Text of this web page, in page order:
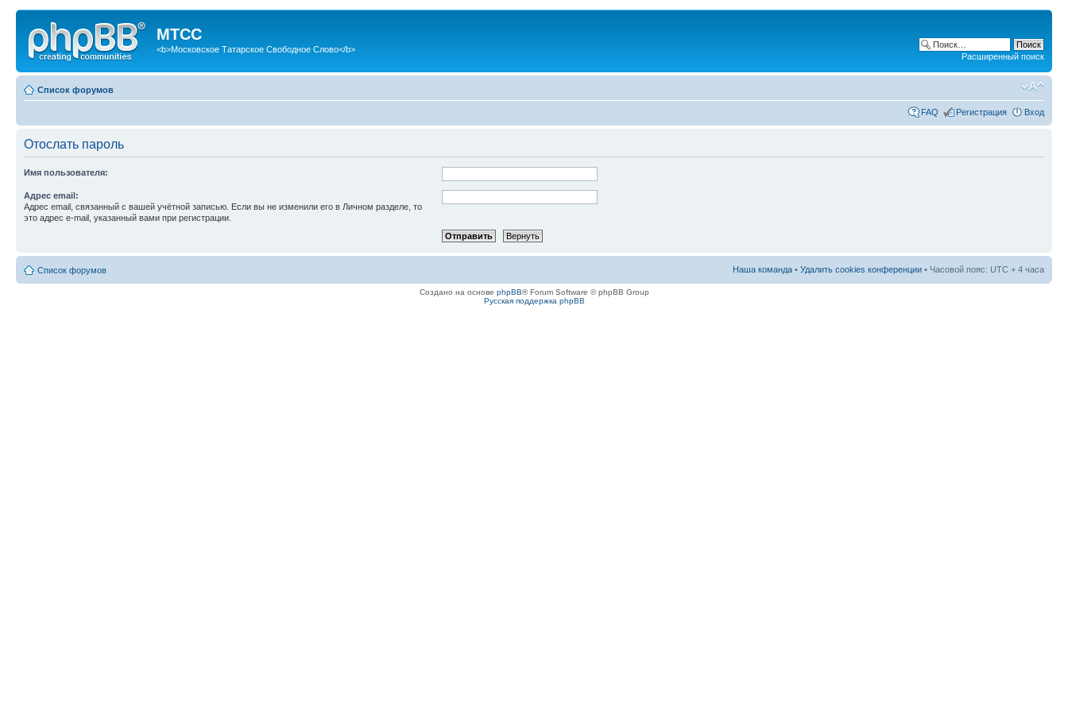
МТСС
<b>Московское Татарское Свободное Слово</b>
Расширенный поиск
Список форумов
FAQ Регистрация Вход
Отослать пароль
Имя пользователя:
Адрес email:
Адрес email, связанный с вашей учётной записью. Если вы не изменили его в Личном разделе, то
это адрес e-mail, указанный вами при регистрации.
Список форумов Наша команда • Удалить cookies конференции • Часовой пояс: UTC + 4 часа
Создано на основе phpBB® Forum Software © phpBB Group
Русская поддержка phpBB